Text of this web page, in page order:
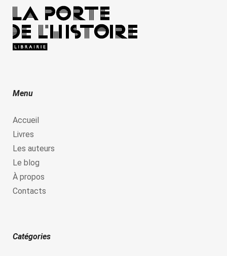
Menu
Accueil
Livres
Les auteurs
Le blog
À propos
Contacts
Catégories